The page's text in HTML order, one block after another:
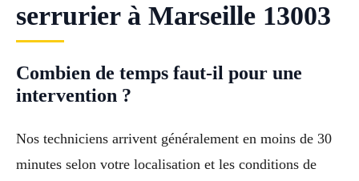
serrurier à Marseille 13003
Combien de temps faut-il pour une
intervention ?
Nos techniciens arrivent généralement en moins de 30
minutes selon votre localisation et les conditions de